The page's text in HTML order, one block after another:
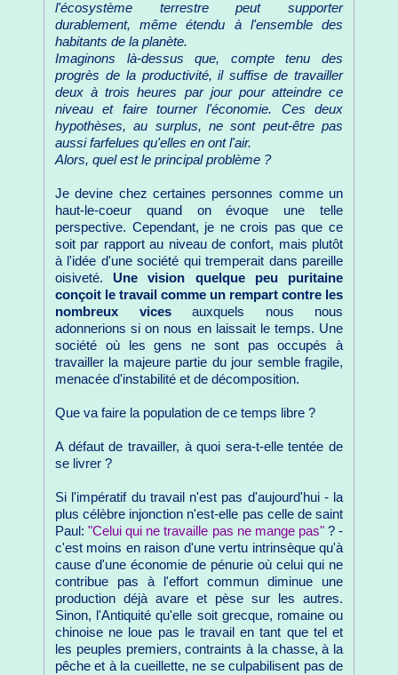
l'écosystème terrestre peut supporter
durablement, même étendu à l'ensemble des
habitants de la planète.
Imaginons là-dessus que, compte tenu des
progrès de la productivité, il suffise de travailler
deux à trois heures par jour pour atteindre ce
niveau et faire tourner l'économie. Ces deux
hypothèses, au surplus, ne sont peut-être pas
aussi farfelues qu'elles en ont l'air.
Alors, quel est le principal problème ?
Je devine chez certaines personnes comme un
haut-le-coeur quand on évoque une telle
perspective. Cependant, je ne crois pas que ce
soit par rapport au niveau de confort, mais plutôt
à l'idée d'une société qui tremperait dans pareille
oisiveté. Une vision quelque peu puritaine
conçoit le travail comme un rempart contre les
nombreux vicesauxquels nous nous
adonnerions si on nous en laissait le temps. Une
société où les gens ne sont pas occupés à
travailler la majeure partie du jour semble fragile,
menacée d'instabilité et de décomposition.
Que va faire la population de ce temps libre ?
A défaut de travailler, à quoi sera-t-elle tentée de
se livrer ?
Si l'impératif du travail n'est pas d'aujourd'hui - la
plus célèbre injonction n'est-elle pas celle de saint
Paul:"Celui qui ne travaille pas ne mange pas"? -
c'est moins en raison d'une vertu intrinsèque qu'à
cause d'une économie de pénurie où celui qui ne
contribue pas à l'effort commun diminue une
production déjà avare et pèse sur les autres.
Sinon, l'Antiquité qu'elle soit grecque, romaine ou
chinoise ne loue pas le travail en tant que tel et
les peuples premiers, contraints à la chasse, à la
pêche et à la cueillette, ne se culpabilisent pas de